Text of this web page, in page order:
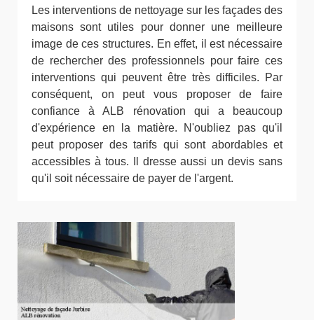
Les interventions de nettoyage sur les façades des
maisons sont utiles pour donner une meilleure
image de ces structures. En effet, il est nécessaire
de rechercher des professionnels pour faire ces
interventions qui peuvent être très difficiles. Par
conséquent, on peut vous proposer de faire
confiance à ALB rénovation qui a beaucoup
d'expérience en la matière. N'oubliez pas qu'il
peut proposer des tarifs qui sont abordables et
accessibles à tous. Il dresse aussi un devis sans
qu'il soit nécessaire de payer de l'argent.